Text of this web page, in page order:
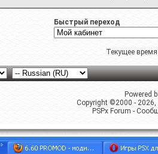
Быстрый переход
Текущее
Powered
Copyright ©2000 -
PSPx Forum -